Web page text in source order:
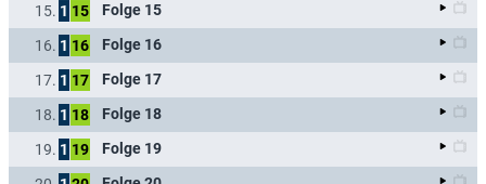
15. 1 15 Folge 15
16. 1 16 Folge 16
17. 1 17 Folge 17
18. 1 18 Folge 18
19. 1 19 Folge 19